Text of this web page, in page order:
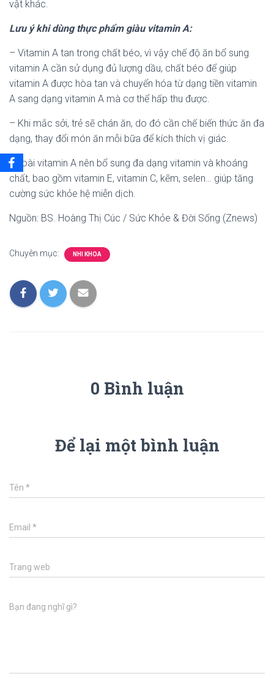
vật khác.
Lưu ý khi dùng thực phẩm giàu vitamin A:
– Vitamin A tan trong chất béo, vì vậy chế độ ăn bổ sung
vitamin A cần sử dụng đủ lượng dầu, chất béo để giúp
vitamin A được hòa tan và chuyển hóa từ dạng tiền vitamin
A sang dạng vitamin A mà cơ thể hấp thu được.
– Khi mắc sởi, trẻ sẽ chán ăn, do đó cần chế biến thức ăn đa
dạng, thay đổi món ăn mỗi bữa để kích thích vị giác.
Ngoài vitamin A nên bổ sung đa dạng vitamin và khoáng
chất, bao gồm vitamin E, vitamin C, kẽm, selen… giúp tăng
cường sức khỏe hệ miễn dịch.
Nguồn: BS. Hoàng Thị Cúc / Sức Khỏe & Đời Sống (Znews)
Chuyên mục: NHI KHOA
0 Bình luận
Để lại một bình luận
Tên *
Email *
Trang web
Bạn đang nghĩ gì?